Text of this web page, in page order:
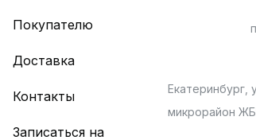
Покупателю
Доставка
Контакты
Записаться на
Екатеринбург,
микрорайон